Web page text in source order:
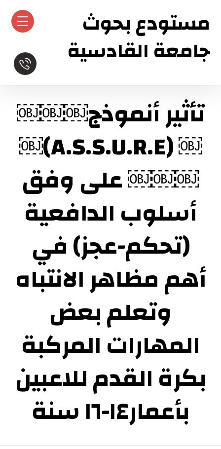
مستودع بحوث
جامعة القادسية
تأثير أنموذج￼￼￼
￼ (A.S.S.U.R.E)￼
￼￼￼ على وفق
أسلوب الدافعية
(تحكم-عجز) في
أهم مظاهر الانتباه
وتعلم بعض
المهارات المركبة
بكرة القدم للاعبين
بأعمار١٤-١٦ سنة